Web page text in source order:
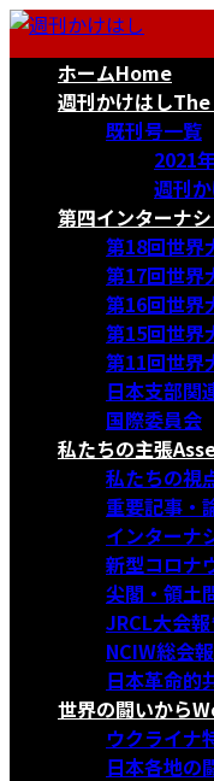
コ
ナ
ホームHome
週刊かけはしThe
既刊号一覧
2021
週刊
第四インターナ
第18回世界
第17回世界
第16回世界
第15回世界
第11回世界
日本支部関
国際委員会
私たちの主張
私たちの視
重要記事・
インターナ
新型コロナ
尖閣・領土
JRCL大会
NCIW総会
日本革命的
世界の闘いから
ウクライナ
日本各地の